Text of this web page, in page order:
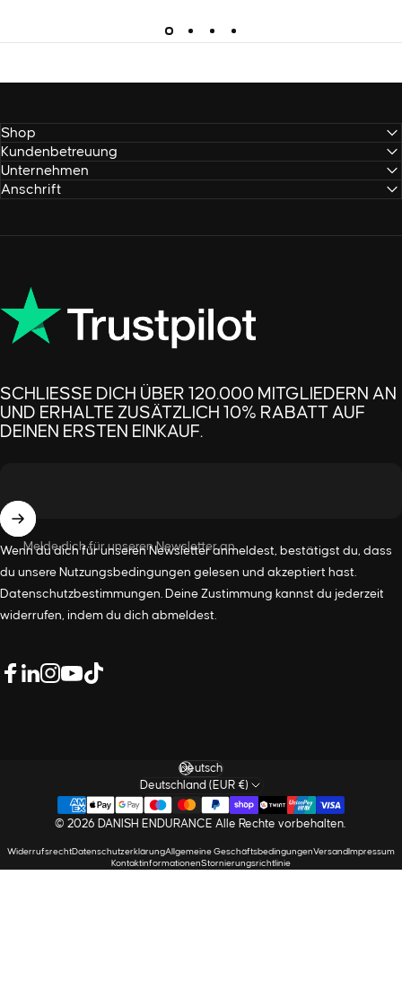
Shop
Kundenbetreuung
Unternehmen
Anschrift
SCHLIESSE DICH ÜBER 120.000 MITGLIEDERN AN U
ND ERHALTE ZUSÄTZLICH 10% RABATT AUF D
EINEN ERSTEN EINKAUF.
Melde dich für unseren Newsletter an
Wenn du dich für unseren Newsletter anmeldest, bestätigst du, dass
du unsere Nutzungsbedingungen gelesen und akzeptiert hast.
Datenschutzbestimmungen . Deine Zustimmung kannst du jederzeit
widerrufen, indem du dich abmeldest.
© 2026 DANISH ENDURANCE Alle Rechte vorbehalten.
WiderrufsrechtDatenschutzerklärungAllgemeine GeschäftsbedingungenVersand Impressum
KontaktinformationenStornierungsrichtlinie
Sprache
Deutschland (EUR €)